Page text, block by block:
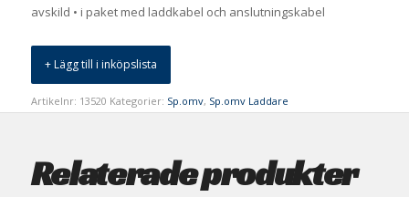
avskild • i paket med laddkabel och anslutningskabel
+ Lägg till i inköpslista
Artikelnr: 13520 Kategorier: Sp.omv, Sp.omv Laddare
Relaterade produkter